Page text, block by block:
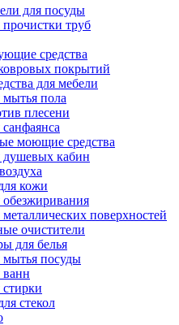
для посуды
труб
средства
покрытий
для мебели
мытья пола
плесени
моющие средства
душевых кабин
кожи
обезжиривания
поверхностей
очистители
для белья
мытья посуды
ванн
стирки
стекол